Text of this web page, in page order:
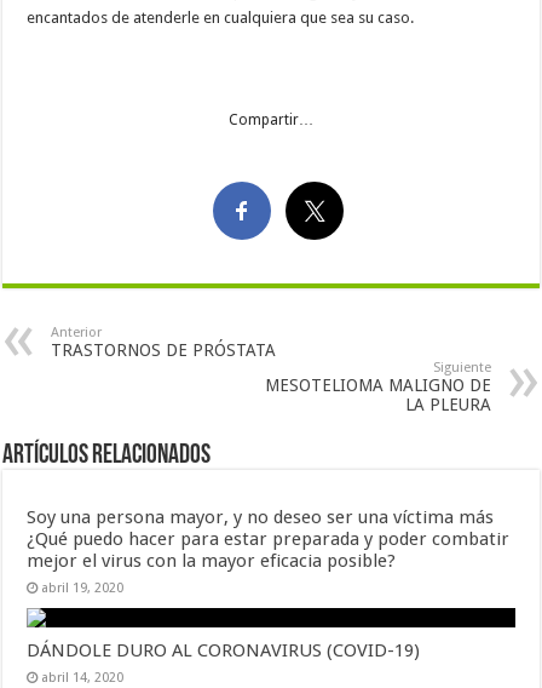
encantados de atenderle en cualquiera que sea su caso.
Compartir…
Anterior
TRASTORNOS DE PRÓSTATA
Siguiente
MESOTELIOMA MALIGNO DE
LA PLEURA
Artículos Relacionados
Soy una persona mayor, y no deseo ser una víctima más
¿Qué puedo hacer para estar preparada y poder combatir
mejor el virus con la mayor eficacia posible?
abril 19, 2020
DÁNDOLE DURO AL CORONAVIRUS (COVID-19)
abril 14, 2020